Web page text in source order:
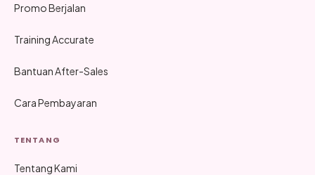
Promo Berjalan
Training Accurate
Bantuan After-Sales
Cara Pembayaran
TENTANG
Tentang Kami